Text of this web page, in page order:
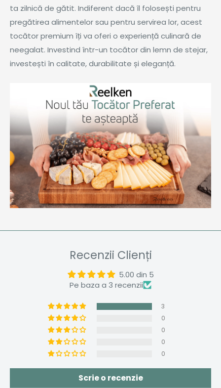
ta zilnică de gătit. Indiferent dacă îl folosești pentru
pregătirea alimentelor sau pentru servirea lor, acest
tocător premium îți va oferi o experiență culinară de
neegalat. Investind într-un tocător din lemn de stejar,
investești în calitate, durabilitate și eleganță.
Recenzii Clienți
5.00 din 5
Pe baza a 3 recenzii
3
0
0
0
0
Scrie o recenzie